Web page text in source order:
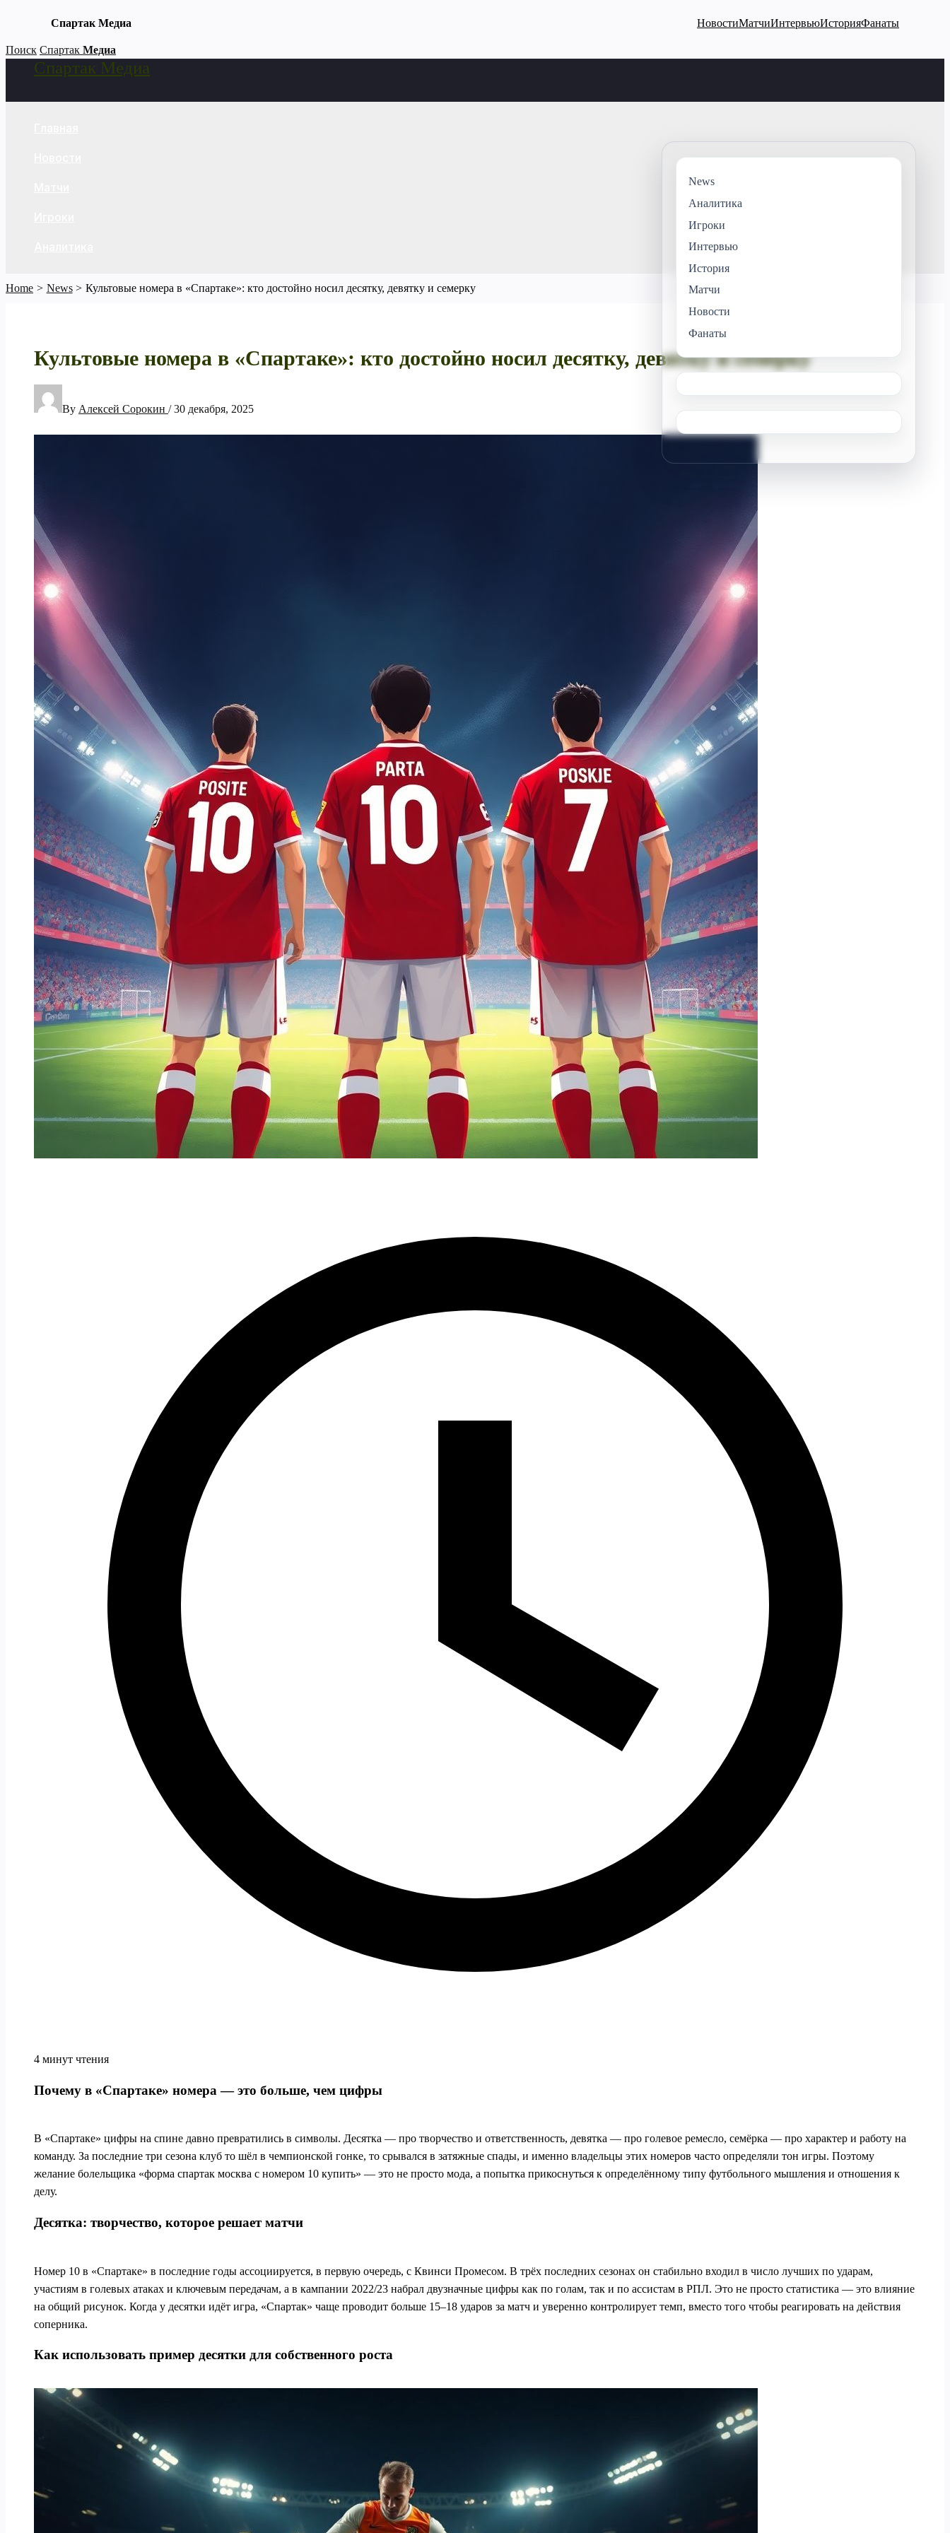
Спартак Медиа НовостиМатчиИнтервьюИсторияФанаты
Skip
Поиск Спартак Медиа
Спартак Медиа
Home News Культовые номера в «Спартаке»: кто достойно носил десятку, девятку и семерку
Культовые номера в «Спартаке»: кто достойно носил десятку, девятку и семерку
By Алексей Сорокин /30 декабря, 2025
4 минут чтения
Почему в «Спартаке» номера — это больше, чем цифры
В «Спартаке» цифры на спине давно превратились в символы. Десятка — про творчество и ответственность, девятка — про голевое ремесло, семёрка — про характер и работу на
команду. За последние три сезона клуб то шёл в чемпионской гонке, то срывался в затяжные спады, и именно владельцы этих номеров часто определяли тон игры. Поэтому
желание болельщика «форма спартак москва с номером 10 купить» — это не просто мода, а попытка прикоснуться к определённому типу футбольного мышления и отношения к
делу.
Десятка: творчество, которое решает матчи
Номер 10 в «Спартаке» в последние годы ассоциируется, в первую очередь, с Квинси Промесом. В трёх последних сезонах он стабильно входил в число лучших по ударам,
участиям в голевых атаках и ключевым передачам, а в кампании 2022/23 набрал двузначные цифры как по голам, так и по ассистам в РПЛ. Это не просто статистика — это влияние
на общий рисунок. Когда у десятки идёт игра, «Спартак» чаще проводит больше 15–18 ударов за матч и уверенно контролирует темп, вместо того чтобы реагировать на действия
соперника.
Как использовать пример десятки для собственного роста
News
Аналитика
Игроки
Интервью
История
Матчи
Новости
Фанаты